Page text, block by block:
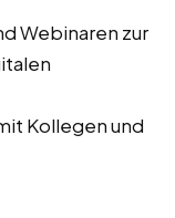
Webinaren zur
Kollegen und